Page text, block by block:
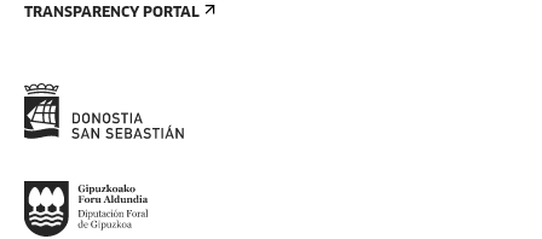
TRANSPARENCY PORTAL